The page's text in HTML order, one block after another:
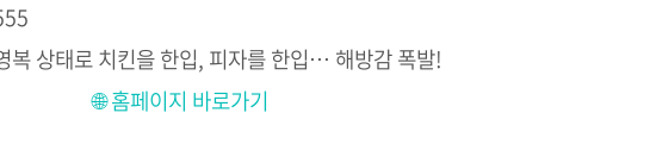
복 상태로 치킨을 한입, 피자를 한입… 해방감 폭발!
🌐 홈페이지 바로가기